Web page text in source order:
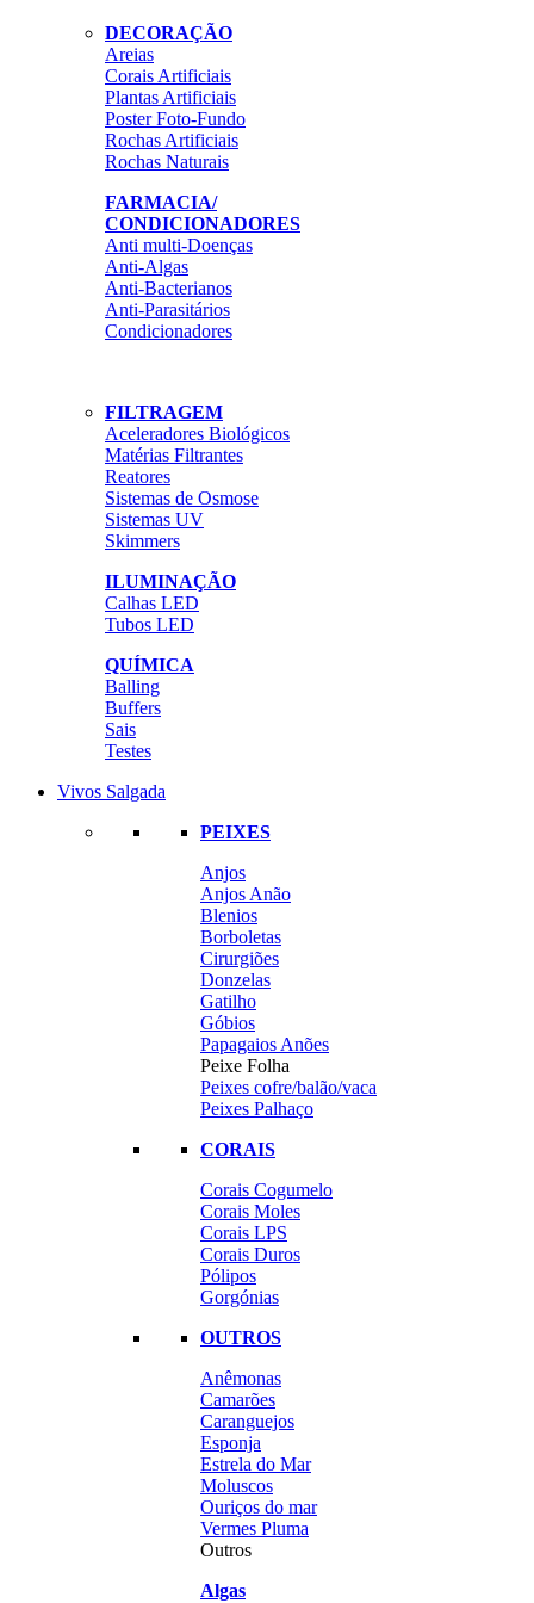
DECORAÇÃO
Areias
Corais Artificiais
Plantas Artificiais
Poster Foto-Fundo
Rochas Artificiais
Rochas Naturais
FARMACIA/
CONDICIONADORES
Anti multi-Doenças
Anti-Algas
Anti-Bacterianos
Anti-Parasitários
Condicionadores
FILTRAGEM
Aceleradores Biológicos
Matérias Filtrantes
Reatores
Sistemas de Osmose
Sistemas UV
Skimmers
ILUMINAÇÃO
Calhas LED
Tubos LED
QUÍMICA
Balling
Buffers
Sais
Testes
Vivos Salgada
PEIXES
Anjos
Anjos Anão
Blenios
Borboletas
Cirurgiões
Donzelas
Gatilho
Góbios
Papagaios Anões
Peixe Folha
Peixes cofre/balão/vaca
Peixes Palhaço
CORAIS
Corais Cogumelo
Corais Moles
Corais LPS
Corais Duros
Pólipos
Gorgónias
OUTROS
Anêmonas
Camarões
Caranguejos
Esponja
Estrela do Mar
Moluscos
Ouriços do mar
Vermes Pluma
Outros
Algas